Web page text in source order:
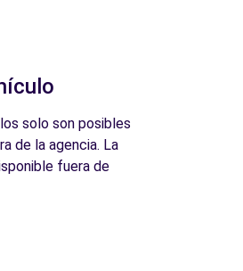
solo son posibles
de la agencia. La
fuera de